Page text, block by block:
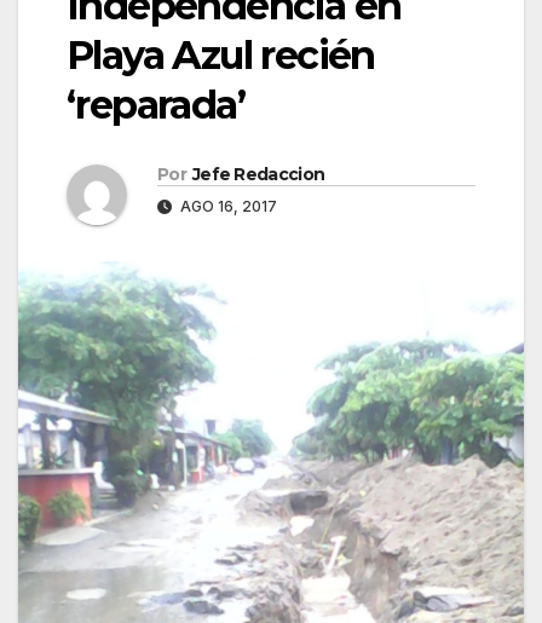
Playa Azul recién
‘reparada’
Por Jefe Redaccion
AGO 16, 2017